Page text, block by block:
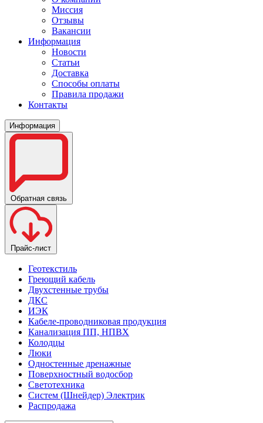
Миссия
Отзывы
Вакансии
Информация
Новости
Статьи
Доставка
Способы оплаты
Правила продажи
Контакты
Информация
Обратная связь
Прайс-лист
Геотекстиль
Греющий кабель
Двухстенные трубы
ДКС
ИЭК
Кабеле-проводниковая продукция
Канализация ПП, НПВХ
Колодцы
Люки
Одностенные дренажные
Поверхностный водосбор
Светотехника
Систем (Шнейдер) Электрик
Распродажа